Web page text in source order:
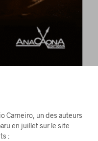
Carneiro, un des auteurs
en juillet sur le site
: